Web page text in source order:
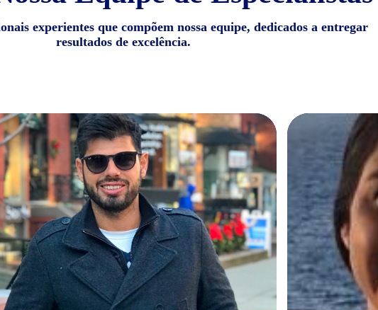
experientes que compõem nossa equipe, dedicados a entregar
resultados de excelência.